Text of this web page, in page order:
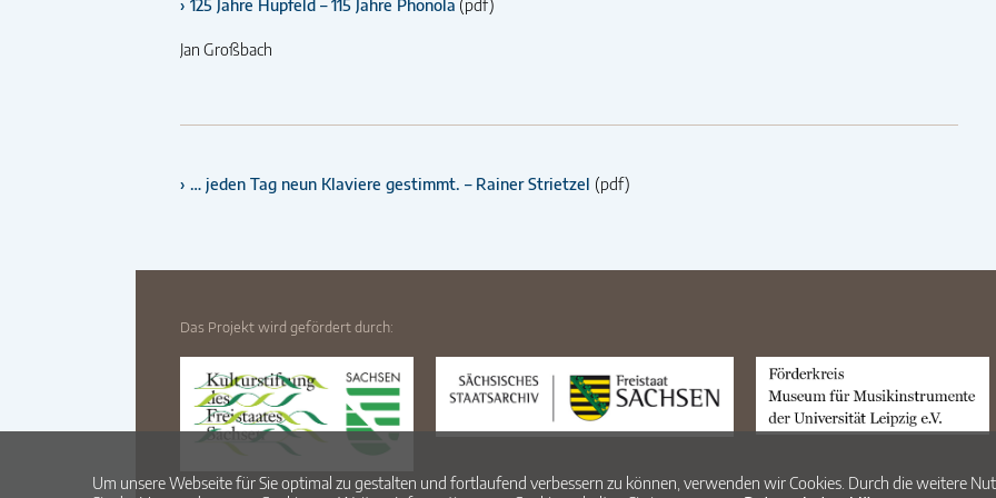
125 Jahre Hupfeld – 115 Jahre Phonola (pdf)
Jan Großbach
… jeden Tag neun Klaviere gestimmt. – Rainer Strietzel (pdf)
Das Projekt wird gefördert durch:
Um unsere Webseite für Sie optimal zu gestalten und fortlaufend verbessern zu können, verwenden wir Cookies. Durch die weitere